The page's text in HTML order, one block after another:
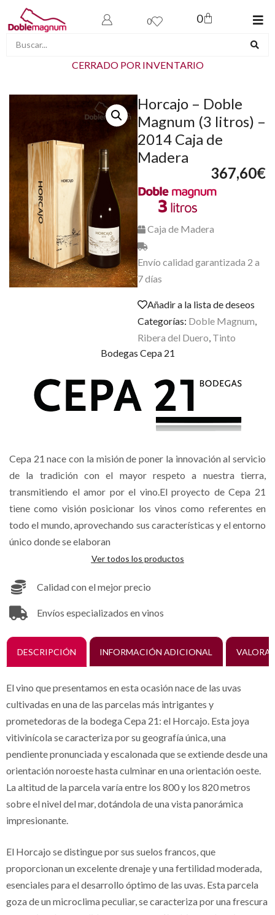
0 0
CERRADO POR INVENTARIO
Horcajo – Doble
Magnum (3 litros) –
2014 Caja de
Madera
367,60€
Caja de Madera
Envío calidad garantizada 2 a
7 días
Añadir a la lista de deseos
Categorías: Doble Magnum,
Ribera del Duero, Tinto
Bodegas Cepa 21
Cepa 21 nace con la misión de poner la innovación al servicio
de la tradición con el mayor respeto a nuestra tierra,
transmitiendo el amor por el vino.El proyecto de Cepa 21
tiene como visión posicionar los vinos como referentes en
todo el mundo, aprovechando sus características y el entorno
único donde se elaboran
Ver todos los productos
Calidad con el mejor precio
Envíos especializados en vinos
DESCRIPCIÓN INFORMACIÓN ADICIONAL
El vino que presentamos en esta ocasión nace de las uvas
cultivadas en una de las parcelas más intrigantes y
prometedoras de la bodega Cepa 21: el Horcajo. Esta joya
vitivinícola se caracteriza por su geografía única, una
pendiente pronunciada y escalonada que se extiende desde una
orientación noroeste hasta culminar en una orientación oeste.
La altitud de la parcela varía entre los 800 y los 820 metros
sobre el nivel del mar, dotándola de una vista panorámica
impresionante.
El Horcajo se distingue por sus suelos francos, que
proporcionan un excelente drenaje y una fertilidad moderada,
esenciales para el desarrollo óptimo de las uvas. Esta parcela
goza de un microclima peculiar, se caracteriza por una frescura